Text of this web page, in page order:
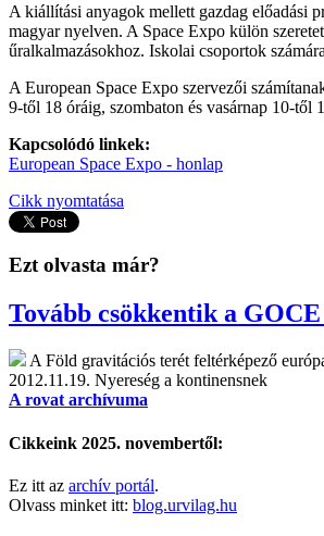
A kiállítási anyagok mellett gazdag előadási
magyar nyelven. A Space Expo külön
űralkalmazásokhoz. Iskolai csoportok
A European Space Expo szervezői
9-től 18 óráig, szombaton és vasárnap 10-től
Kapcsolódó linkek:
European Space Expo - honlap
Cikk nyomtatása
Ezt olvasta már?
Tovább csökkentik a
A Föld gravitációs terét feltérképező
2012.11.19. Nyereség a kontinensnek
A rovat archívuma
Cikkeink 2025. novembertől:
Ez itt az archív portál.
Olvass minket itt: blog.urvilag.hu